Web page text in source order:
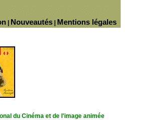
Mentions légales
Nouveautés
du Cinéma et de l'image animée